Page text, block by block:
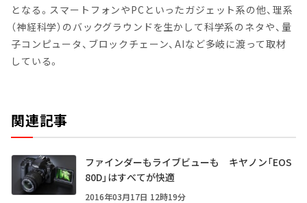
となる。スマートフォンやPCといったガジェット系の他、理系
（神経科学）のバックグラウンドを生かして科学系のネタや、量
子コンピュータ、ブロックチェーン、AIなど多岐に渡って取材
している。
関連記事
ファインダーもライブビューも キヤノン「EOS
80D」はすべてが快適
2016年03月17日 12時19分